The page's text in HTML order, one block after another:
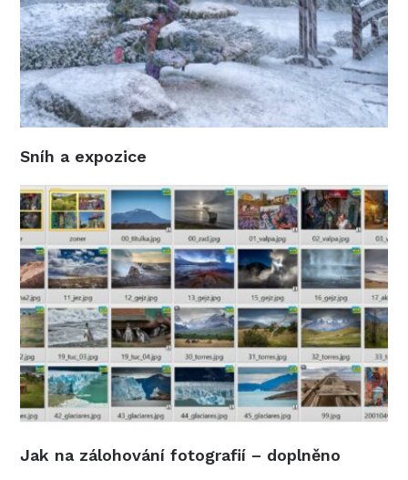
Sníh a expozice
Jak na zálohování fotografií – doplněno